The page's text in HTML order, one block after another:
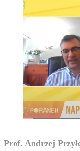
Prof. Andrzej